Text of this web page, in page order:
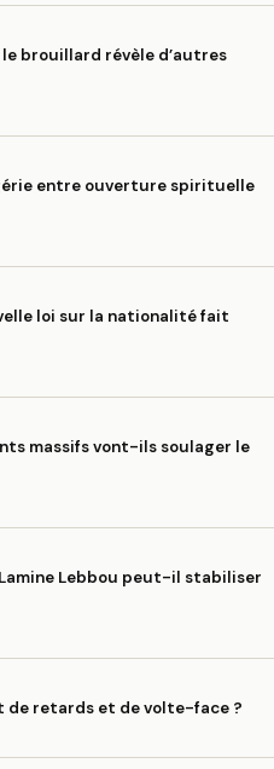
brouillard révèle d’autres
entre ouverture spirituelle
loi sur la nationalité fait
massifs vont-ils soulager le
Lamine Lebbou peut-il stabiliser
de retards et de volte-face ?